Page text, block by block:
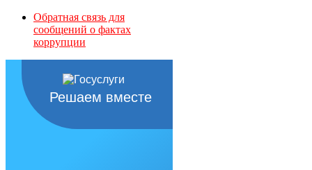
Обратная связь для
сообщений о фактах
коррупции
Решаем вместе